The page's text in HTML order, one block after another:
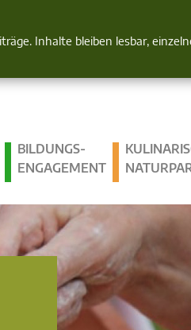
Inhalte bleiben lesbar,
im Blick
BILDUNGS­
ENGAGEMENT